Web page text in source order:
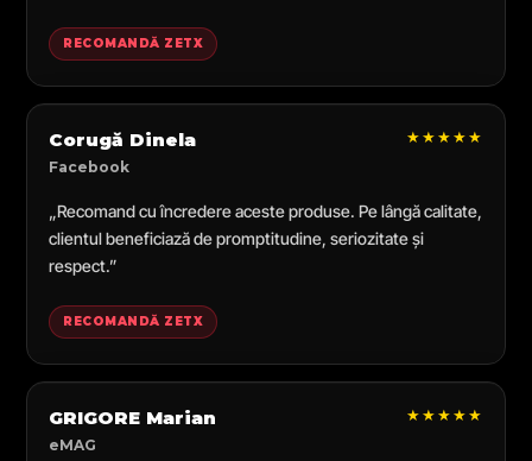
RECOMANDĂ ZETX
Corugă Dinela
Facebook
★★★★★
„Recomand cu încredere aceste produse. Pe lângă calitate,
clientul beneficiază de promptitudine, seriozitate și
respect.”
RECOMANDĂ ZETX
GRIGORE Marian
eMAG
★★★★★